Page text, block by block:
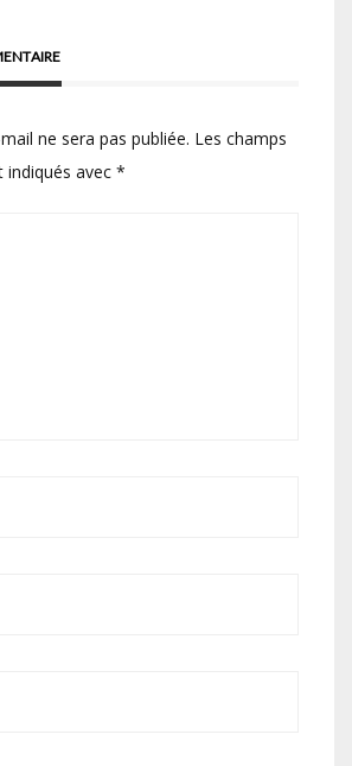
ne sera pas publiée. Les champs
avec *